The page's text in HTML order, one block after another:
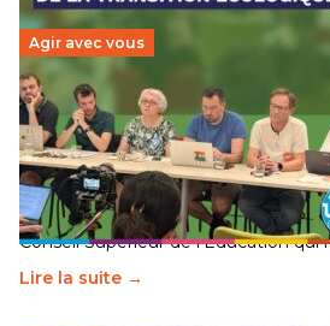
Agir avec vous
Transition écologique de
Éducation fait bouger les
30 juin 2026-National
Pendant plusieurs mois, un groupe
travaillé sur la transition écologique
Conseil Supérieur de l’Éducation qui
Lire la suite →